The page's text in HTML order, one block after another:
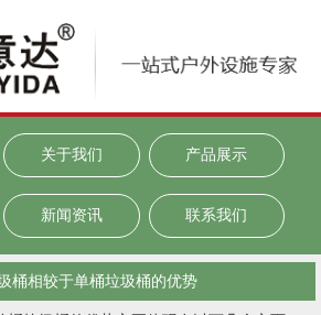
关于我们 产品展示
新闻资讯 联系我们
桶相较于单桶垃圾桶的优势